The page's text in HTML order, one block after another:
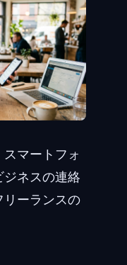
マートフォ
ジネスの連絡
リーランスの